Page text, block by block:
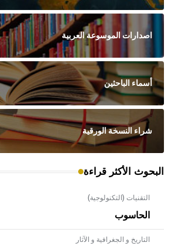
اصدارات الموسوعة العربية
أسماء الباحثين
شراء النسخة الورقية
البحوث الأكثر قراءة
التقنيات (التكنولوجية)
الحاسوب
التاريخ و الجغرافية و الآثار